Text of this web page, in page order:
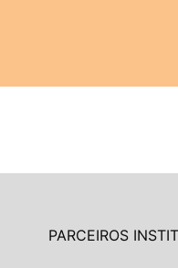
PARCEIROS